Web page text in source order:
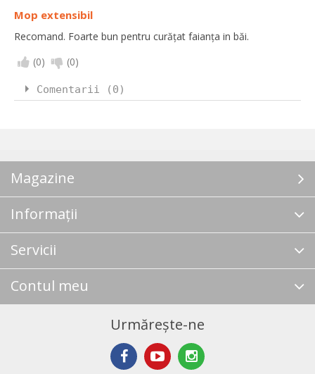
Mop extensibil
Recomand. Foarte bun pentru curățat faianța in băi.
(0) (0)
Comentarii (0)
Magazine
Informații
Servicii
Contul meu
Urmărește-ne